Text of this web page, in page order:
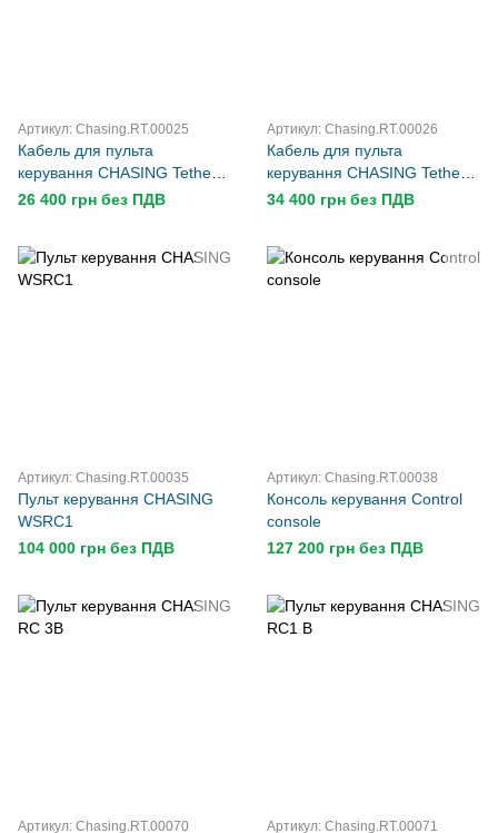
Артикул: Chasing.RT.00025
Кабель для пульта
керування CHASING Tether
300м M2 PRO MAX
26 400 грн без ПДВ
Артикул: Chasing.RT.00026
Кабель для пульта
керування CHASING Tether
400м M2 PRO MAX
34 400 грн без ПДВ
Артикул: Chasing.RT.00035
Пульт керування CHASING
WSRC1
104 000 грн без ПДВ
Артикул: Chasing.RT.00038
Консоль керування Control
console
127 200 грн без ПДВ
Артикул: Chasing.RT.00070 Артикул: Chasing.RT.00071